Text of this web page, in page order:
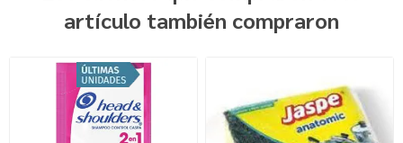
artículo también compraron